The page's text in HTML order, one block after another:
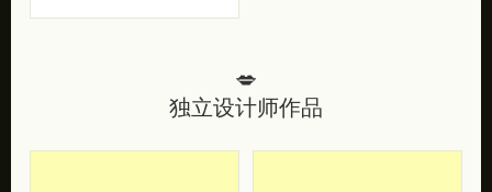
💋
独立设计师作品